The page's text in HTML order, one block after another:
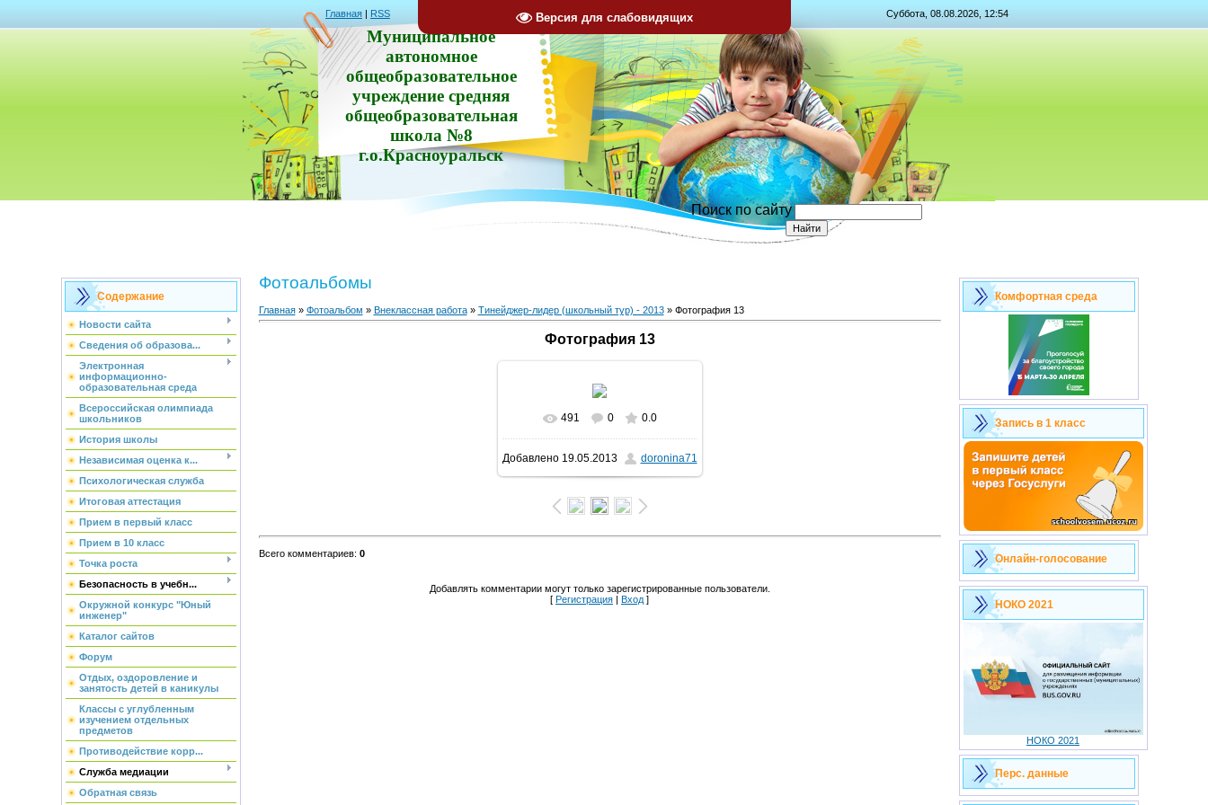
Версия для слабовидящих
Главная | RSS Суббота, 08.08.2026, 12:54
Муниципальное
автономное
общеобразовательное
учреждение средняя
общеобразовательная
школа №8
г.о.Красноуральск
Поиск по сайту
Содержание
Новости сайта
Сведения об образова...
Электронная
информационно-
образовательная среда
Всероссийская олимпиада
школьников
История школы
Независимая оценка к...
Психологическая служба
Итоговая аттестация
Прием в первый класс
Прием в 10 класс
Точка роста
Безопасность в учебн...
Окружной конкурс "Юный
инженер"
Каталог сайтов
Форум
Отдых, оздоровление и
занятость детей в каникулы
Классы с углубленным
изучением отдельных
предметов
Противодействие корр...
Служба медиации
Обратная связь
Фотоальбомы
Главная» Фотоальбом » Внеклассная работа» Тинейджер-лидер (школьный тур) - 2013» Фотография 13
Фотография 13
В реальном размере
1600x1066/ 126.8Kb
491 0 0.0
Добавлено19.05.2013 doronina71
Всего комментариев: 0
Добавлять комментарии могут только зарегистрированные пользователи.
[ Регистрация | Вход ]
Комфортная среда
Запись в 1 класс
Онлайн-голосование
НОКО 2021
НОКО 2021
Перс. данные